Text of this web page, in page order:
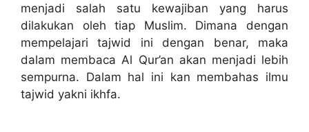
menjadi salah satu kewajiban yang harus
dilakukan oleh tiap Muslim. Dimana dengan
mempelajari tajwid ini dengan benar, maka
dalam membaca Al Qur’an akan menjadi lebih
sempurna. Dalam hal ini kan membahas ilmu
tajwid yakni ikhfa.